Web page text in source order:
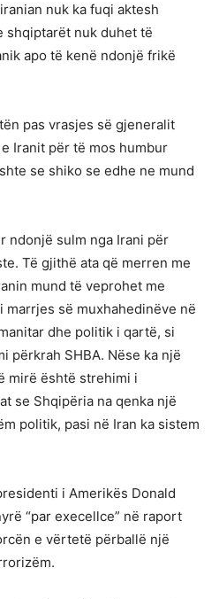
nuk ka fuqi aktesh
shqiptarët nuk duhet të
apo të kenë ndonjë frikë
pas vrasjes së gjeneralit
Iranit për të mos humbur
se shiko se edhe ne mund
ndonjë sulm nga Irani për
Të gjithë ata që merren me
mund të veprohet me
së muxhahedinëve në
dhe politik i qartë, si
përkrah SHBA. Nëse ka një
mirë është strehimi i
se Shqipëria na qenka një
politik, pasi në Iran ka sistem
i Amerikës Donald
“par execellce” në raport
e vërtetë përballë një